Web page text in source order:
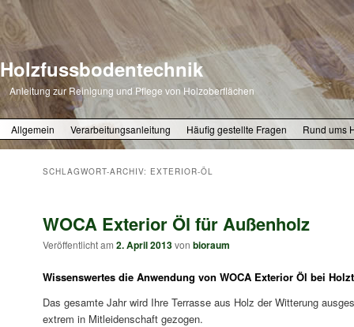
Holzfussbodentechnik
Anleitung zur Reinigung und Pflege von Holzoberflächen
Zum primären Inhalt springen
Zum sekundären Inhalt springen
Allgemein Verarbeitungsanleitung Häufig gestellte Fragen Rund ums
SCHLAGWORT-ARCHIV: EXTERIOR-ÖL
WOCA Exterior Öl für Außenholz
Veröffentlicht am 2. April 2013von bioraum
Wissenswertes die Anwendung von WOCA Exterior Öl bei
Das gesamte Jahr wird Ihre Terrasse aus Holz der Witterung
extrem in Mitleidenschaft gezogen.